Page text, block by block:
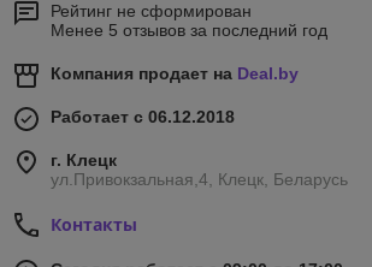
Рейтинг не сформирован
Менее 5 отзывов за последний год
Компания продает на Deal.by
Работает с 06.12.2018
г. Клецк
ул.Привокзальная,4, Клецк, Беларусь
Контакты